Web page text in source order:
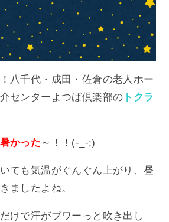
八千代・成田・佐倉の老人ホー
センターよつば倶楽部の トクラ
暑かった ～！！(-_-;)
ても気温がぐんぐん上がり、昼
ましたよね。
けで汗がブワーっと吹き出し